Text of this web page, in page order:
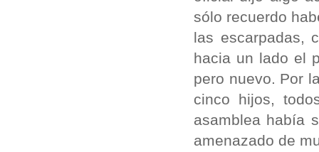
sólo recuerdo
las escarpadas,
hacia un lado el
pero nuevo. Por
cinco hijos,
asamblea había
amenazado de